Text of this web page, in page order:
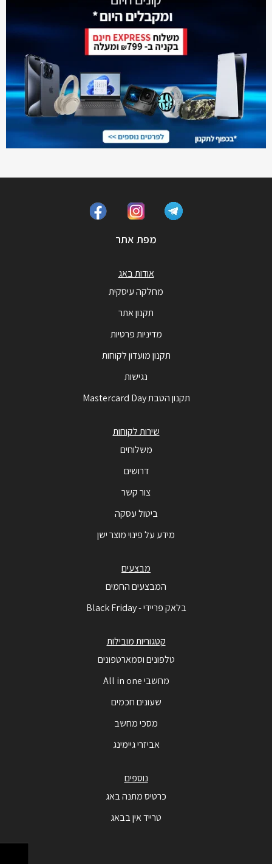
מפת אתר
אודות באג
מחלקה עיסקית
תקנון אתר
מדיניות פרטיות
תקנון מועדון לקוחות
נגישות
תקנון הטבת Mastercard Day
שירות לקוחות
משלוחים
דרושים
צור קשר
ביטול עסקה
מידע על פינוי מוצר ישן
מבצעים
המבצעים החמים
בלאק פריידי - Black Friday
קטגוריות מובילות
טלפונים וסמארטפונים
מחשבי All in one
שעונים חכמים
מסכי מחשב
אביזרי גיימינג
נוספים
כרטיס מתנה באג
טרייד אין בבאג